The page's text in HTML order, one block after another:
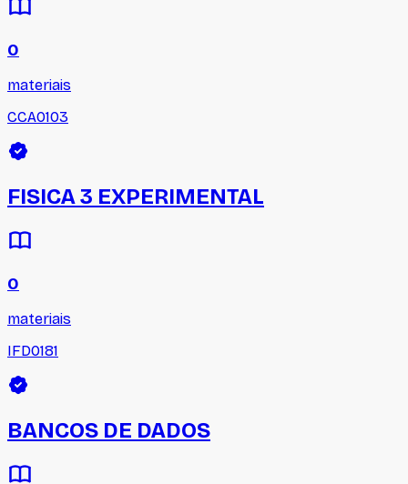
0
materiais
CCA0103
FISICA 3 EXPERIMENTAL
0
materiais
IFD0181
BANCOS DE DADOS